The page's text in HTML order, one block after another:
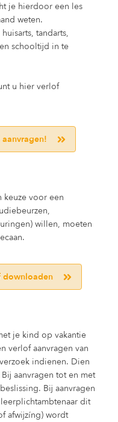
je hierdoor een les
weten.
tandarts,
schooltijd in te
u hier verlof
keuze voor een
willen, moeten
downloaden
je kind op vakantie
verlof aanvragen van
indienen. Dien
aanvragen tot en met
Bij aanvragen
dit
afwijzíng) wordt